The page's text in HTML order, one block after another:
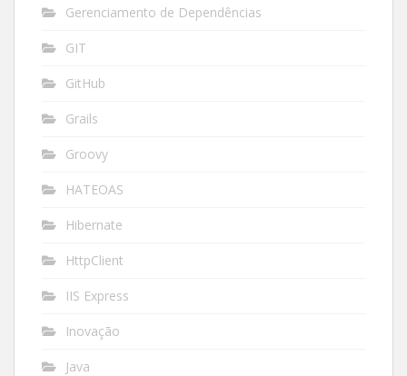
Gerenciamento de Dependências
GIT
GitHub
Grails
Groovy
HATEOAS
Hibernate
HttpClient
IIS Express
Inovação
Java